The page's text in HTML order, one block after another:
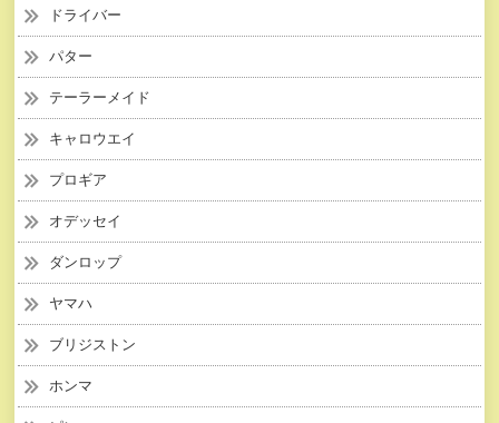
ドライバー
パター
テーラーメイド
キャロウエイ
プロギア
オデッセイ
ダンロップ
ヤマハ
ブリジストン
ホンマ